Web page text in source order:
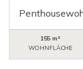
155 m²
WOHNFLÄCHE